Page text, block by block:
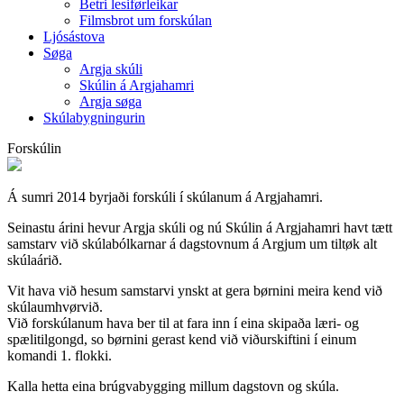
Betri lesiførleikar
Filmsbrot um forskúlan
Ljósástova
Søga
Argja skúli
Skúlin á Argjahamri
Argja søga
Skúlabygningurin
Forskúlin
Á sumri 2014 byrjaði forskúli í skúlanum á Argjahamri.
Seinastu árini hevur Argja skúli og nú Skúlin á Argjahamri havt tætt
samstarv við skúlabólkarnar á dagstovnum á Argjum um tiltøk alt
skúlaárið.
Vit hava við hesum samstarvi ynskt at gera børnini meira kend við
skúlaumhvørvið.
Við forskúlanum hava ber til at fara inn í eina skipaða læri- og
spælitilgongd, so børnini gerast kend við viðurskiftini í einum
komandi 1. flokki.
Kalla hetta eina brúgvabygging millum dagstovn og skúla.